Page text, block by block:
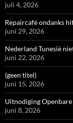
juli 4, 2026
Repaircafé ondanks
juni 29, 2026
Nederland Tunesië
juni 22, 2026
(geen titel)
juni 15, 2026
Uitnodiging
juni 8, 2026